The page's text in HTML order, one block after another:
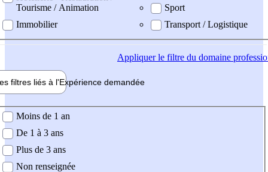
Tourisme / Animation
Immobilier
Sport
Transport / Logistique
Appliquerle filtre du domaine
filtres liés à l'Expérience demandée
demandée
Moins de 1 an
De 1 à 3 ans
Plus de 3 ans
Non renseignée